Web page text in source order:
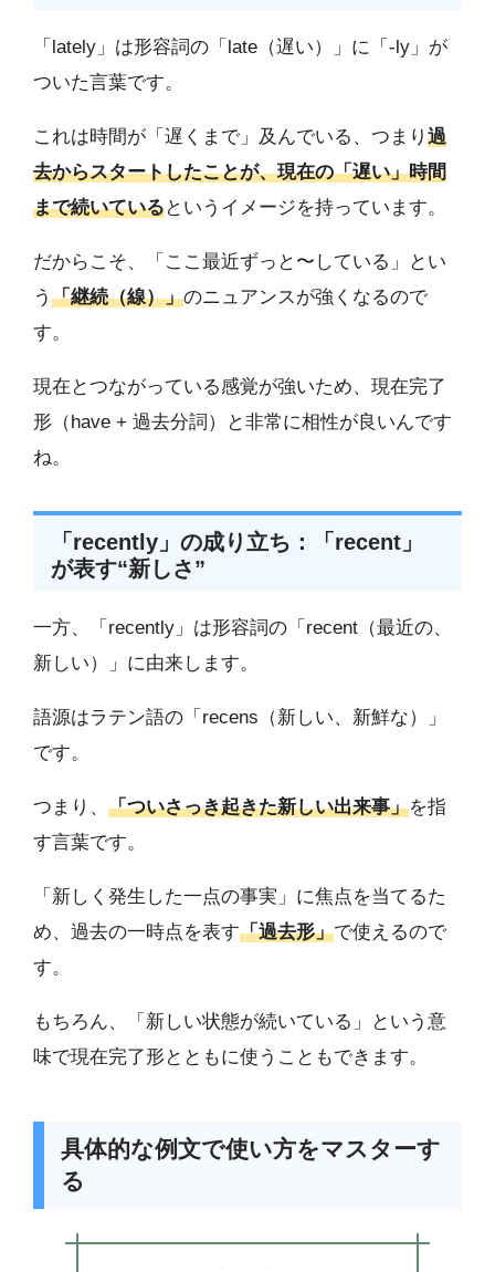
「lately」は形容詞の「late（遅い）」に「-ly」が
ついた言葉です。
これは時間が「遅くまで」及んでいる、つまり 過
去からスタートしたことが、現在の「遅い」時間
まで続いているというイメージを持っています。
だからこそ、「ここ最近ずっと〜している」とい
う 「継続（線）」のニュアンスが強くなるので
す。
現在とつながっている感覚が強いため、現在完了
形（have + 過去分詞）と非常に相性が良いんです
ね。
「recently」の成り立ち：「recent」
が表す“新しさ”
一方、「recently」は形容詞の「recent（最近の、
新しい）」に由来します。
語源はラテン語の「recens（新しい、新鮮な）」
です。
つまり、 「ついさっき起きた新しい出来事」を指
す言葉です。
「新しく発生した一点の事実」に焦点を当てるた
め、過去の一時点を表す「過去形」で使えるので
す。
もちろん、「新しい状態が続いている」という意
味で現在完了形とともに使うこともできます。
具体的な例文で使い方をマスターす
る